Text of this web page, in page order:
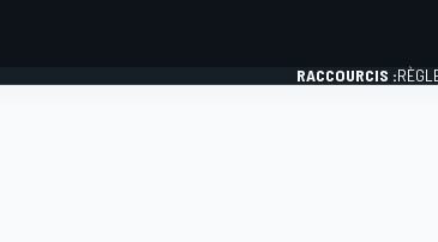
RACCOURCIS :